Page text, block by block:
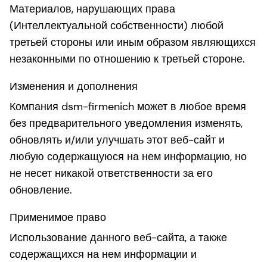
Материалов, нарушающих права
(Интеллектуальной собственности) любой
третьей стороны или иным образом являющихся
незаконными по отношению к третьей стороне.
Изменения и дополнения
Компания dsm-firmenich может в любое время
без предварительного уведомления изменять,
обновлять и/или улучшать этот веб-сайт и
любую содержащуюся на нем информацию, но
не несет никакой ответственности за его
обновление.
Применимое право
Использование данного веб-сайта, а также
содержащихся на нем информации и